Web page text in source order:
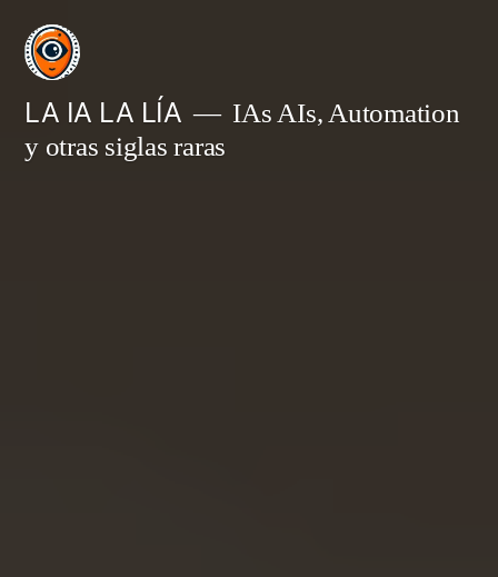
Saltar
contenido
LA IA LA LÍA
IAs AIs, Automation
y otras siglas raras